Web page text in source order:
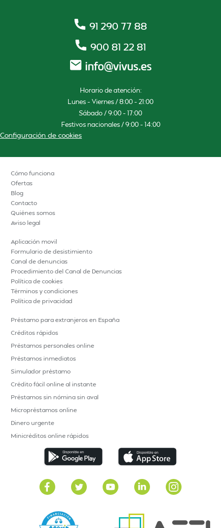
91 290 77 88
900 81 22 81
Horario de atención:
Lunes – Viernes / 8:00 – 21:00
Sábado / 9:00 – 17:00
Festivos nacionales / 9:00 – 14:00
Configuración de cookies
Cómo funciona
Ofertas
Blog
Contacto
Quiénes somos
Aviso legal
Aplicación movil
Formulario de desistimiento
Canal de denuncias
Procedimiento del Canal de Denuncias
Política de cookies
Términos y condiciones
Política de privacidad
Préstamo para extranjeros en España
Créditos rápidos
Préstamos personales online
Préstamos inmediatos
Simulador préstamo
Crédito fácil online al instante
Préstamos sin nómina sin aval
Micropréstamos online
Dinero urgente
Minicréditos online rápidos